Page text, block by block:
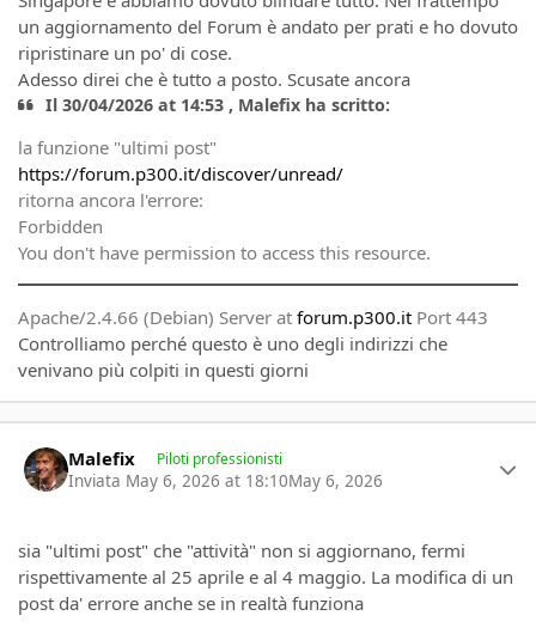
un aggiornamento del Forum è andato per prati e ho dovuto
ripristinare un po' di cose.
Adesso direi che è tutto a posto. Scusate ancora
Il 30/04/2026 at 14:53 , Malefix ha scritto:
la funzione "ultimi post"
https://forum.p300.it/discover/unread/
ritorna ancora l'errore:
Forbidden
You don't have permission to access this resource.
Apache/2.4.66 (Debian) Server at forum.p300.it Port 443
Controlliamo perché questo è uno degli indirizzi che
venivano più colpiti in questi giorni
Malefix Piloti professionisti
Inviata May 6, 2026 at 18:10May 6, 2026
sia "ultimi post" che "attività" non si aggiornano, fermi
rispettivamente al 25 aprile e al 4 maggio. La modifica di un
post da' errore anche se in realtà funziona